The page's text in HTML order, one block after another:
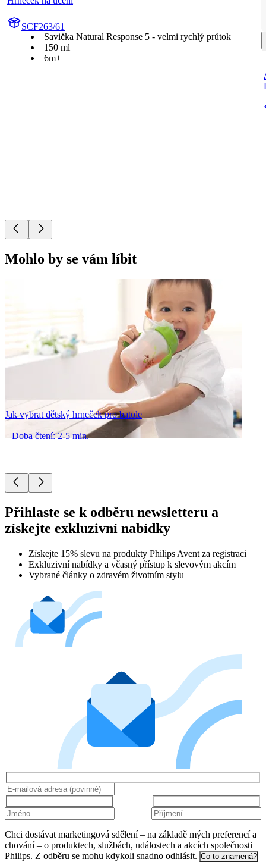
SCF263/61
Savička Natural Response 5 - velmi rychlý průtok
150 ml
6m+
Mohlo by se vám líbit
Jak vybrat dětský hrneček pro batole
Doba čtení: 2-5 min.
Přihlaste se k odběru newsletteru a
získejte exkluzivní nabídky
Získejte 15% slevu na produkty Philips Avent za registraci
Exkluzivní nabídky a včasný přístup k slevovým akcím
Vybrané články o zdravém životním stylu
Chci dostávat marketingová sdělení – na základě mých preferencí a
chování – o produktech, službách, událostech a akcích společnosti
Philips. Z odběru se mohu kdykoli snadno odhlásit. Co to znamená?